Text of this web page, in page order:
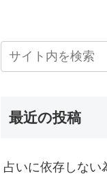
最近の投稿
占いに依存しない